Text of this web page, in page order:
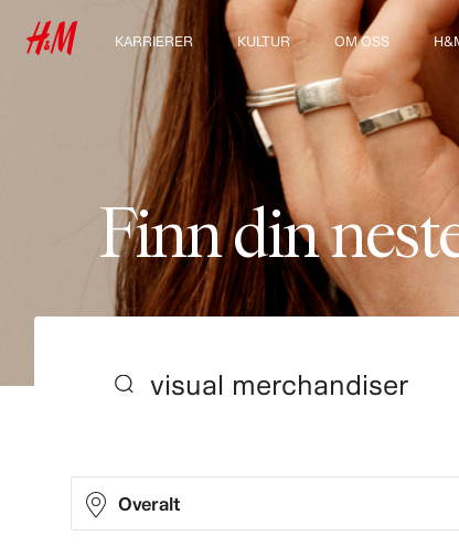
KARRIERER
Våre arbeidsområder
For deg som er student
KULTUR
Vår kultur & fordeler
OM OSS
Hvem vi er
Bærekraft
Inkludering og
Finndinnest
Overalt